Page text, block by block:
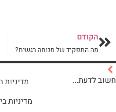
הקודם
מה התפקיד של מנוחה רגשית?
חשוב לדעת...
מדיניות